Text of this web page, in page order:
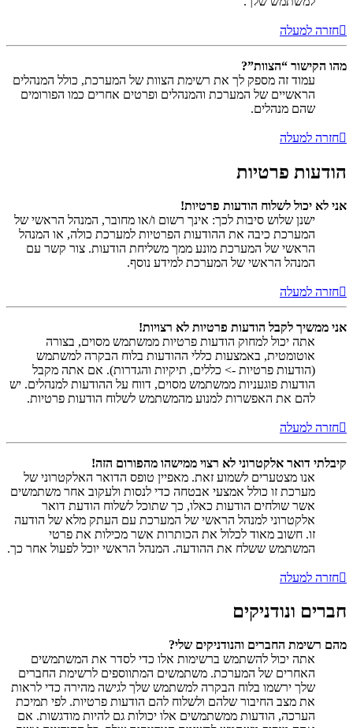
חזרה למעלה
מהו הקישור “הצוות”?
עמוד זה מספק לך את רשימת הצוות של המערכת, כולל המנהלים
הראשיים של המערכת והמנהלים ופרטים אחרים כמו הפורומים
שהם מנהלים.
חזרה למעלה
הודעות פרטיות
אני לא יכול לשלוח הודעות פרטיות!
ישנן שלוש סיבות לכך: אינך רשום ו/או מחובר, המנהל הראשי של
המערכת כיבה את ההודעות הפרטיות למערכת כולה, או המנהל
הראשי של המערכת מונע ממך משליחת הודעות. צור קשר עם
המנהל הראשי של המערכת למידע נוסף.
חזרה למעלה
אני ממשיך לקבל הודעות פרטיות לא רצויות!
אתה יכול למחוק הודעות פרטיות ממשתמש מסוים, בצורה
אוטומטית, באמצעות כללי ההודעות בלוח הבקרה למשתמש
(הודעות פרטיות -> כללים, תיקיות והגדרות). אם אתה מקבל
הודעות פוגעניות ממשתמש מסוים, דווח על ההודעות למנהלים. יש
להם את האפשרות למנוע מהמשתמש לשלוח הודעות פרטיות.
חזרה למעלה
קיבלתי דואר אלקטרוני לא רצוי ממישהו מהפורום הזה!
אנו מצטערים לשמוע זאת. מאפיין טופס הדואר האלקטרוני של
מערכת זו כולל אמצעי אבטחה כדי לנסות ולעקוב אחר משתמשים
אשר שולחים הודעות כאלו, כך שתוכל לשלוח הודעת דואר
אלקטרוני למנהל הראשי של המערכת עם העתק מלא של הודעה
זו. חשוב מאוד לכלול את הכותרות אשר מכילות את פרטי
המשתמש ששלח את ההודעה. המנהל הראשי יוכל לפעול אחר כך.
חזרה למעלה
חברים ונודניקים
מהם רשימת החברים והנודניקים שלי?
אתה יכול להשתמש ברשימות אלו כדי לסדר את המשתמשים
האחרים של המערכת. משתמשים המתווספים לרשימת החברים
שלך ירשמו בלוח הבקרה למשתמש שלך לגישה מהירה כדי לראות
את מצב החיבור שלהם ולשלוח להם הודעות פרטיות. לפי תמיכת
הערכה, הודעות ממשתמשים אלו יכולות גם להיות מודגשות. אם